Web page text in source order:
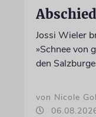
Jossi Wieler
»Schnee von
den
von Nicole